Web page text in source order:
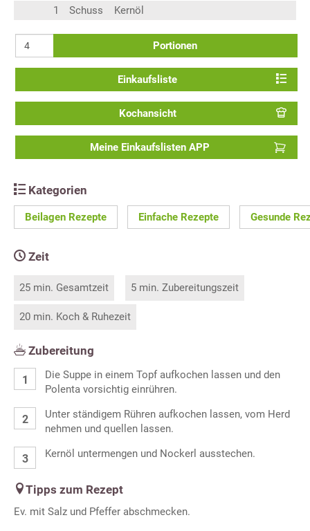
1
Schuss Kernöl
Portionen
Einkaufsliste
Kochansicht
Meine Einkaufslisten APP
Kategorien
Beilagen Rezepte Einfache Rezepte Gesunde
Zeit
25 min. Gesamtzeit 5 min. Zubereitungszeit
20 min. Koch & Ruhezeit
Zubereitung
Die Suppe in einem Topf aufkochen lassen und den
Polenta vorsichtig einrühren.
Unter ständigem Rühren aufkochen lassen, vom Herd
nehmen und quellen lassen.
Kernöl untermengen und Nockerl ausstechen.
Tipps zum Rezept
Ev. mit Salz und Pfeffer abschmecken.